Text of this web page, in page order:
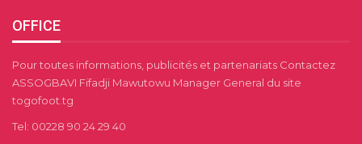
OFFICE
Pour toutes informations, publicités et partenariats Contactez
ASSOGBAVI Fifadji Mawutowu Manager General du site
togofoot.tg
Tel: 00228 90 24 29 40